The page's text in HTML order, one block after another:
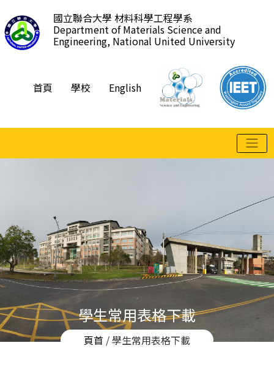
到
主
要
國立聯合大學 材料科學工程學系
Department of Materials Science and
Engineering, National United University
首頁 學校 English
學生常用表格下載
頁首 / 學生常用表格下載